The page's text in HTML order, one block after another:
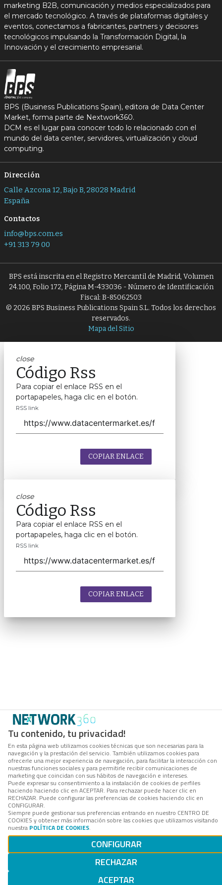
Tu contenido, tu privacidad!
En esta página web utilizamos cookies técnicas que son necesarias para la
navegación y la prestación del servicio. También utilizamos cookies para
ofrecerle una mejor experiencia de navegación, para facilitar la interacción con
nuestras funciones sociales y para permitirle recibir comunicaciones de
marketing que coincidan con sus hábitos de navegación e intereses.
Puede expresar su consentimiento a la instalación de cookies de perfiles
haciendo haciendo clic en ACEPTAR. Para rechazar puede hacer clic en
RECHAZAR. Puede configurar las preferencias de cookies haciendo clic en
CONFIGURAR.
Siempre puede gestionar sus preferencias entrando en nuestro CENTRO DE
COOKIES y obtener más información sobre las cookies que utilizamos visitando
nuestra POLÍTICA DE COOKIES.
CONFIGURAR
RECHAZAR
ACEPTAR
marketing B2B, comunicación y medios especializados para
el mercado tecnológico. A través de plataformas digitales y
eventos, conectamos a fabricantes, partners y decisores
tecnológicos impulsando la Transformación Digital, la
Innovación y el crecimiento empresarial.
BPS (Business Publications Spain), editora de Data Center
Market, forma parte de Nextwork360.
DCM es el lugar para conocer todo lo relacionado con el
mundo del data center, servidores, virtualización y cloud
computing.
Dirección
Calle Azcona 12, Bajo B, 28028 Madrid
España
Contactos
info@bps.com.es
+91 313 79 00
BPS está inscrita en el Registro Mercantil de Madrid, Volumen
24.100, Folio 172, Página M-433036 - Número de Identificación
Fiscal: B-85062503
© 2026 BPS Business Publications Spain S.L. Todos los derechos
reservados.
Mapa del Sitio
close
Código Rss
Para copiar el enlace RSS en el
portapapeles, haga clic en el botón.
RSS link
COPIAR ENLACE
close
Código Rss
Para copiar el enlace RSS en el
portapapeles, haga clic en el botón.
RSS link
COPIAR ENLACE